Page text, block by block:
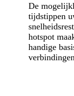
De
tijdstippen
hotspot
handige